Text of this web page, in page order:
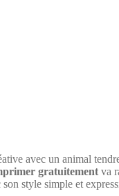
avec un animal
gratuitement va
son style simple et